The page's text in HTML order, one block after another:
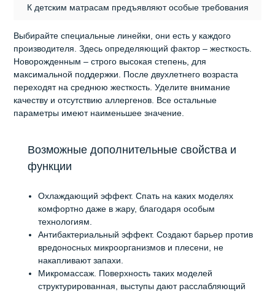
К детским матрасам предъявляют особые требования
Выбирайте специальные линейки, они есть у каждого
производителя. Здесь определяющий фактор – жесткость.
Новорожденным – строго высокая степень, для
максимальной поддержки. После двухлетнего возраста
переходят на среднюю жесткость. Уделите внимание
качеству и отсутствию аллергенов. Все остальные
параметры имеют наименьшее значение.
Возможные дополнительные свойства и
функции
Охлаждающий эффект. Спать на каких моделях
комфортно даже в жару, благодаря особым
технологиям.
Антибактериальный эффект. Создают барьер против
вредоносных микроорганизмов и плесени, не
накапливают запахи.
Микромассаж. Поверхность таких моделей
структурированная, выступы дают расслабляющий